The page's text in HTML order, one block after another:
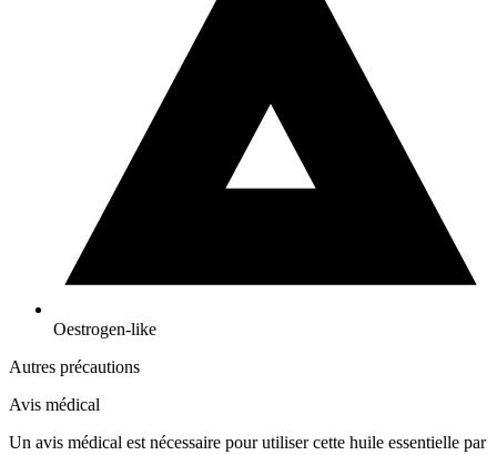
Oestrogen-like
Autres précautions
Avis médical
Un avis médical est nécessaire pour utiliser cette huile essentielle par